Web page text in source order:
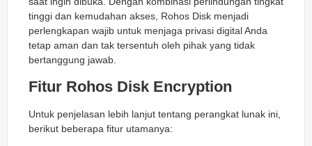
tinggi dan kemudahan akses, Rohos Disk menjadi
perlengkapan wajib untuk menjaga privasi digital Anda
tetap aman dan tak tersentuh oleh pihak yang tidak
bertanggung jawab.
Fitur Rohos Disk Encryption
Untuk penjelasan lebih lanjut tentang perangkat lunak ini,
berikut beberapa fitur utamanya: